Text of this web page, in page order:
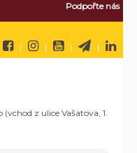
Podpořte nás
z ulice Vašatova, 1.